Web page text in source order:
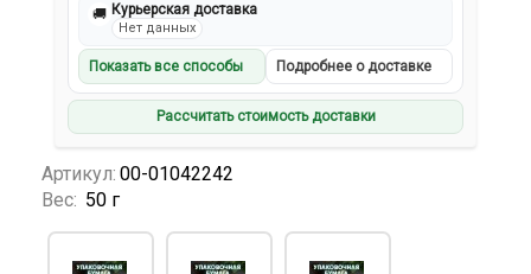
🚚 Курьерская доставка
Нет данных
Показать все способы Подробнее о доставке
Рассчитать стоимость доставки
Артикул: 00-01042242
Вес: 50 г